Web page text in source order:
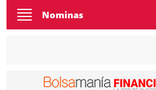
Toggle
navigation
Nominas